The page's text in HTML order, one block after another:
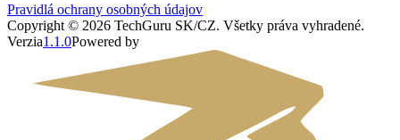
Pravidlá ochrany osobných údajov
Copyright © 2026 TechGuru SK/CZ. Všetky práva vyhradené.
Verzia1.1.0Powered by